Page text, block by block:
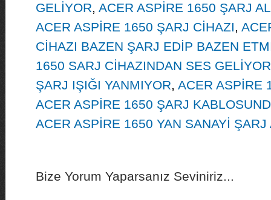
GELİYOR, ACER ASPİRE 1650 ŞARJ
ACER ASPİRE 1650 ŞARJ CİHAZI,
CİHAZI BAZEN ŞARJ EDİP BAZEN
1650 SARJ CİHAZINDAN SES GELİYOR
ŞARJ IŞIĞI YANMIYOR, ACER ASPİRE
ACER ASPİRE 1650 ŞARJ
ACER ASPİRE 1650 YAN SANAYİ ŞARJ
Bize Yorum Yaparsanız Seviniriz...